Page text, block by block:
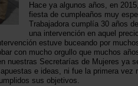
Hace ya algunos años, en
fiesta de cumpleaños muy
Trabajadora cumplía 30 años
una intervención en aquel
estuve buceando por
con mucho orgullo que muchos
nuestras Secretarías de Mujeres ya
e ideas, ni fue la primera vez
sus objetivos.